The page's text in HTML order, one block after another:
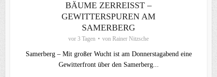
BÄUME ZERREISST – G
EWITTERSPUREN AM S
AMERBERG
vor 3 Tagen von Rainer Nitzsche
Samerberg – Mit großer Wucht ist am Donnerstagabend eine
Gewitterfront über den Samerberg...